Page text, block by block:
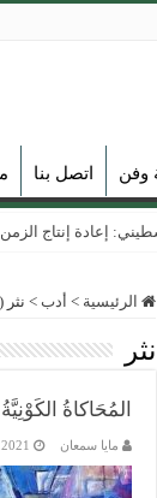
وفن اتصل بنا
إعادة إنتاج الزمن
الرئيسية > أدب > نثر
نثر
المُحَاكاةُ
مايا سمعان